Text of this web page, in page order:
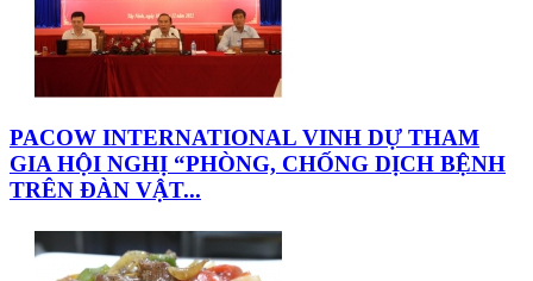
PACOW INTERNATIONAL VINH DỰ THAM
GIA HỘI NGHỊ “PHÒNG, CHỐNG DỊCH BỆNH
TRÊN ĐÀN VẬT...